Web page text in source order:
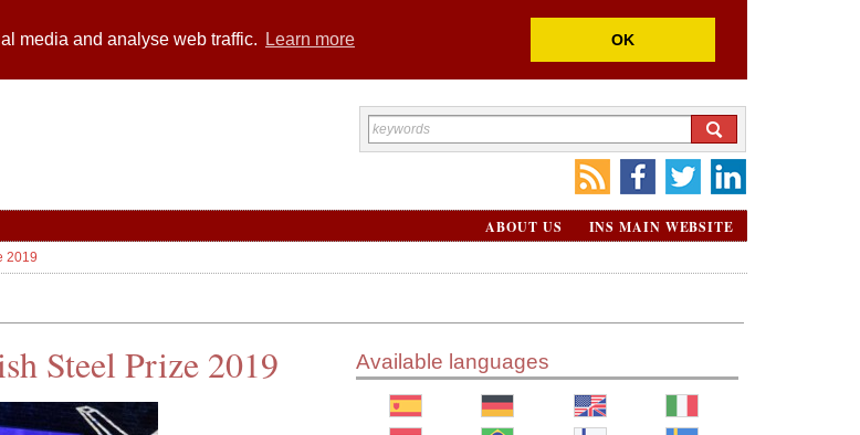
media and analyse web traffic. Learn more OK
INS MAIN WEBSITE
ABOUT US
2019
Steel Prize 2019 Available languages